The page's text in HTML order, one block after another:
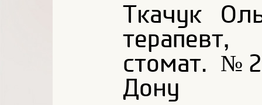
Ткачук
стомат.
Дону